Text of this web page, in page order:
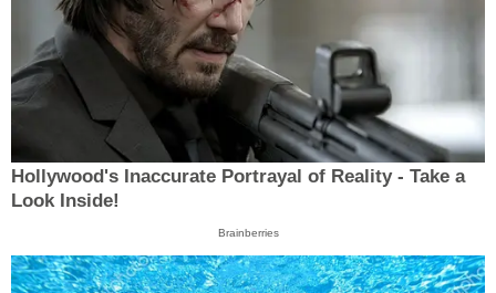
Hollywood's Inaccurate Portrayal of Reality - Take a
Look Inside!
Brainberries